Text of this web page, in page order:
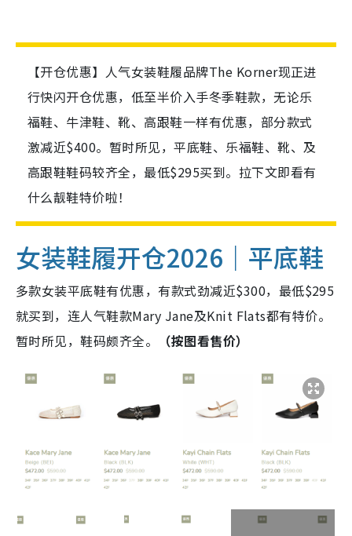
【开仓优惠】人气女装鞋履品牌The Korner现正进
行快闪开仓优惠，低至半价入手冬季鞋款，无论乐
福鞋、牛津鞋、靴、高跟鞋一样有优惠，部分款式
激减近$400。暂时所见，平底鞋、乐福鞋、靴、及
高跟鞋鞋码较齐全，最低$295买到。拉下文即看有
什么靓鞋特价啦！
女装鞋履开仓2026｜平底鞋
多款女装平底鞋有优惠，有款式劲减近$300，最低$295
就买到，连人气鞋款Mary Jane及Knit Flats都有特价。
暂时所见，鞋码颇齐全。
（按图看售价）